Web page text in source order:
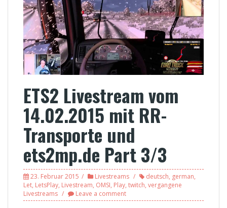
ETS2 Livestream vom
14.02.2015 mit RR-
Transporte und
ets2mp.de Part 3/3
23. Februar 2015 Livestreams deutsch, german,
Let, LetsPlay, Livestream, OMSI, Play, twitch, vergangene
Livestreams
Leave a comment